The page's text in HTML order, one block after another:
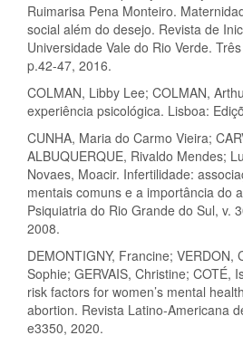
Ruimarisa Pena Monteiro.
social além do desejo. Revista de
Universidade Vale do Rio Verde.
p.42-47, 2016.
COLMAN, Libby Lee; COLMAN,
experiência psicológica. Lisboa:
CUNHA, Maria do Carmo Vieira;
ALBUQUERQUE, Rivaldo Mendes;
Novaes, Moacir. Infertilidade:
mentais comuns e a importância do
Psiquiatria do Rio Grande do Sul, v.
2008.
DEMONTIGNY, Francine; VERDON,
Sophie; GERVAIS, Christine; COTÉ,
risk factors for women’s mental
abortion. Revista Latino-Americana
e3350, 2020.